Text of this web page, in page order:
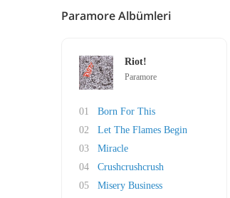
Paramore Albümleri
Riot!
Paramore
01
Born For This
02
Let The Flames Begin
03
Miracle
04
Crushcrushcrush
05
Misery Business